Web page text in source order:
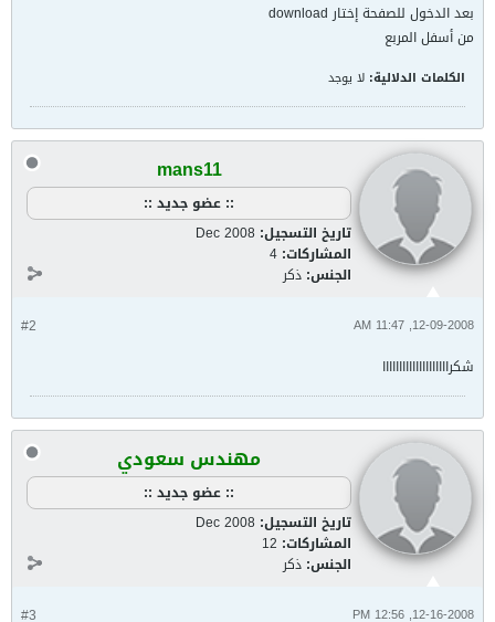
بعد الدخول للصفحة إختار download
من أسفل المربع
الكلمات الدلالية: لا يوجد
mans11
:: عضو جديد ::
تاريخ التسجيل: Dec 2008
المشاركات: 4
الجنس: ذكر
#2 12-09-2008, 11:47 AM
شكراااااااااااااااااااا
مهندس سعودي
:: عضو جديد ::
تاريخ التسجيل: Dec 2008
المشاركات: 12
الجنس: ذكر
#3 12-16-2008, 12:56 PM